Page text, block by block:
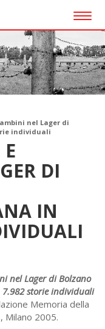
nel Lager di
individuali
DI
IN
nel Lager di Bolzano
storie individuali
Memoria della
Milano 2005.